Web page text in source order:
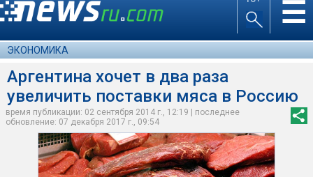
☰
ЭКОНОМИКА
Аргентина хочет в два раза
увеличить поставки мяса в Россию
время публикации: 02 сентября 2014 г., 12:19 | последнее
обновление: 07 декабря 2017 г., 09:54